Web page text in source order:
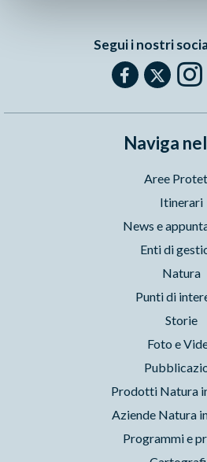
Segui i nostri
Naviga
Aree
Itinerari
News e
Enti di
Natura
Punti di
Storie
Foto e
Prodotti Natura
Aziende Natura
Programmi e